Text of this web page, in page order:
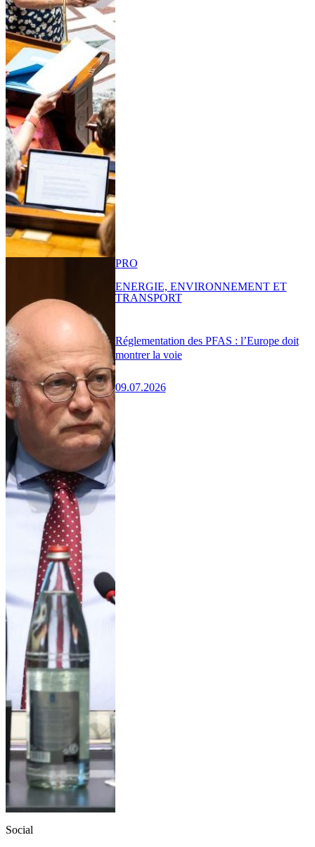
Réglementation des PFAS : l’Europe doit
montrer la voie
09.07.2026
PRO
ENERGIE, ENVIRONNEMENT ET
TRANSPORT
Social